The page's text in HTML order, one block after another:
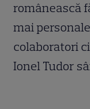
românească
mai
colaboratori
Ionel Tudor